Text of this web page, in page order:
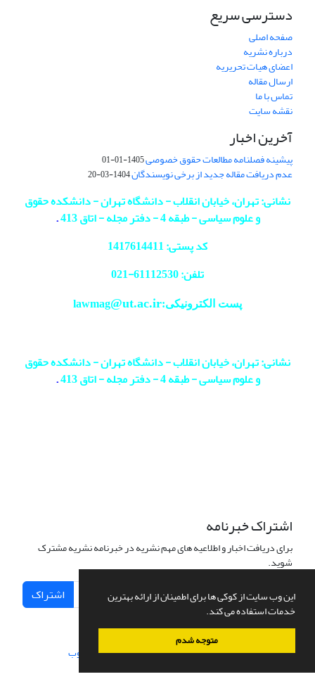
این وب سایت از کوکی ها برای اطمینان از ارائه بهترین
خدمات استفاده می کند.
متوجه شدم
دسترسی سریع
صفحه اصلی
درباره نشریه
اعضای هیات تحریریه
ارسال مقاله
تماس با ما
نقشه سایت
آخرین اخبار
پیشینه فصلنامه مطالعات حقوق خصوصی1405-01-01
عدم دریافت مقاله جدید از برخی نویسندگان1404-03-20
نشانی: تهران، خیابان انقلاب - دانشگاه تهران - دانشکده حقوق
و علوم سیاسی - طبقه 4 - دفتر مجله - اتاق 413
.
کد پستی: 1417614411
تلفن: 61112530-
021
پست الکترونیکی:lawmag@ut.ac.ir
نشانی: تهران، خیابان انقلاب - دانشگاه تهران - دانشکده حقوق
و علوم سیاسی - طبقه 4 - دفتر مجله - اتاق 413
.
اشتراک خبرنامه
برای دریافت اخبار و اطلاعیه های مهم نشریه در خبرنامه نشریه مشترک
شوید.
اشتراک
سامانه مدیریت نشریات علمی.طراحی و پیاده سازی از سیناوب